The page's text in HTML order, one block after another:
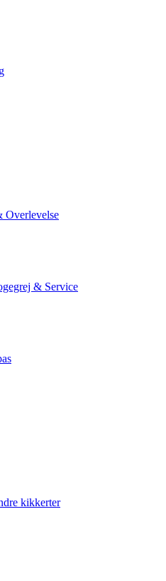
Overlevelse
& Service
kikkerter